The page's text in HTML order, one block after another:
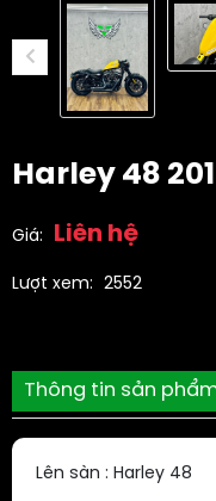
Harley 48
Giá: Liên hệ
Lượt xem: 2552
Thông tin sản
Lên sàn : Harley 48